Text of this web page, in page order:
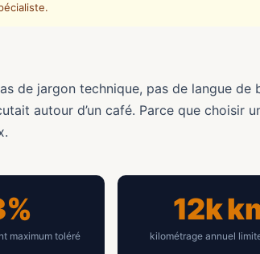
de jargon technique, pas de langue de
autour d’un café. Parce que choisir
maximum toléré
12k
kilométrage annuel